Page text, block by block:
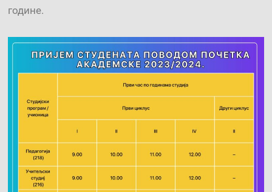
године.